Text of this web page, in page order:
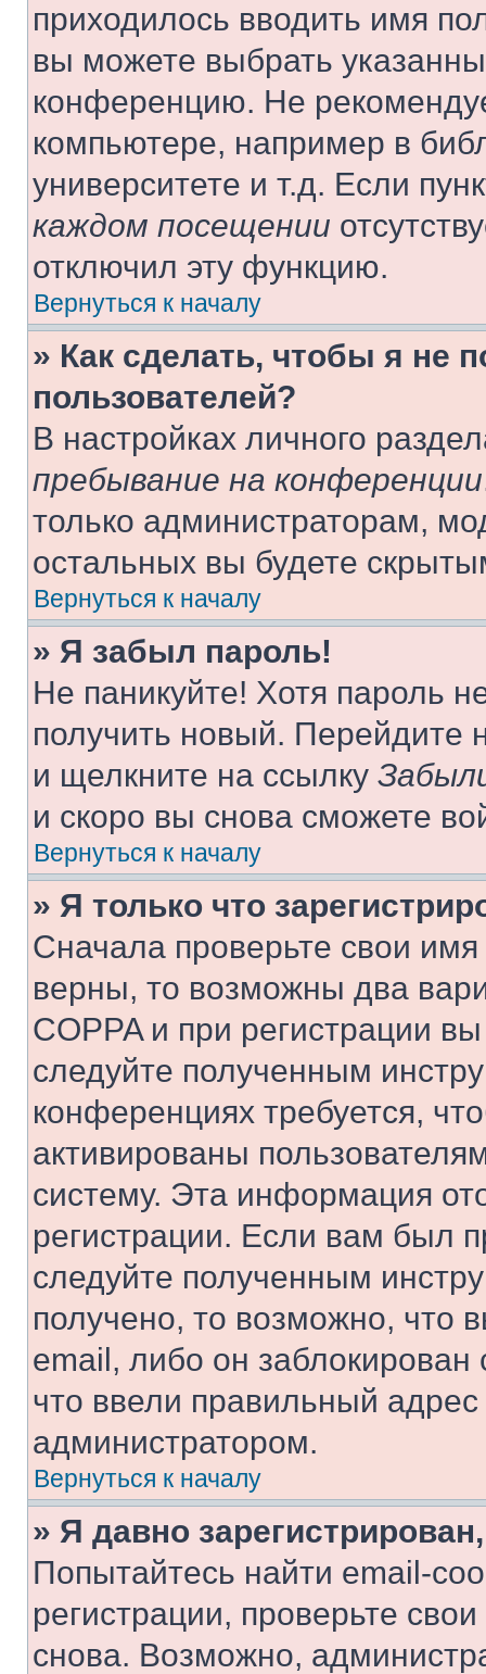
приходилось вводить имя
вы можете выбрать
конференцию. Не
компьютере, например в
университете и т.д. Если
каждом посещении
отключил эту функцию.
Вернуться к началу
» Как сделать, чтобы я не
пользователей?
В настройках личного
пребывание на конференции
только администраторам,
остальных вы будете
Вернуться к началу
» Я забыл пароль!
Не паникуйте! Хотя пароль
получить новый. Перейдите
и щелкните на ссылку
и скоро вы снова сможете
Вернуться к началу
» Я только что
Сначала проверьте свои
верны, то возможны два
COPPA и при регистрации
следуйте полученным
конференциях требуется,
активированы
систему. Эта информация
регистрации. Если вам был
следуйте полученным
получено, то возможно, что
email, либо он
что ввели правильный адрес
администратором.
Вернуться к началу
» Я давно
Попытайтесь найти email-
регистрации, проверьте
снова. Возможно,